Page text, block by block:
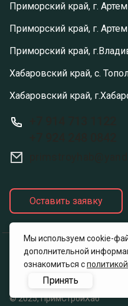
Приморский край, г.
Приморский край, г.
Приморский край,
Хабаровский край, с.
Хабаровский край,
Оставить заявку
Политика
© 2025, ПримСтройХаб
Мы используем cookie-
дополнительной
ознакомиться с
Принять